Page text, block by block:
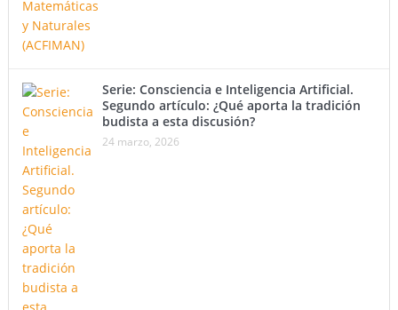
Serie: Consciencia e Inteligencia Artificial.
Segundo artículo: ¿Qué aporta la tradición
budista a esta discusión?
24 marzo, 2026